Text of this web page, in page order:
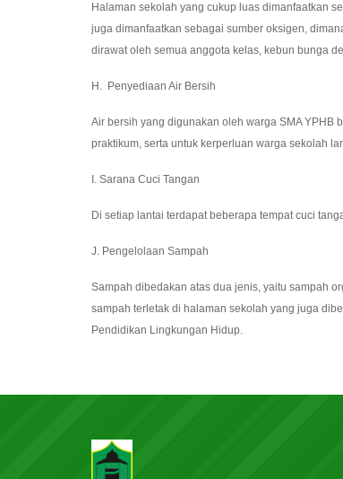
Halaman sekolah yang cukup luas dimanfaatkan
juga dimanfaatkan sebagai sumber oksigen,
dirawat oleh semua anggota kelas, kebun bunga
H. Penyediaan Air Bersih
Air bersih yang digunakan oleh warga SMA YPHB
praktikum, serta untuk kerperluan warga sekolah
I. Sarana Cuci Tangan
Di setiap lantai terdapat beberapa tempat cuci
J. Pengelolaan Sampah
Sampah dibedakan atas dua jenis, yaitu sampah
sampah terletak di halaman sekolah yang juga
Pendidikan Lingkungan Hidup.